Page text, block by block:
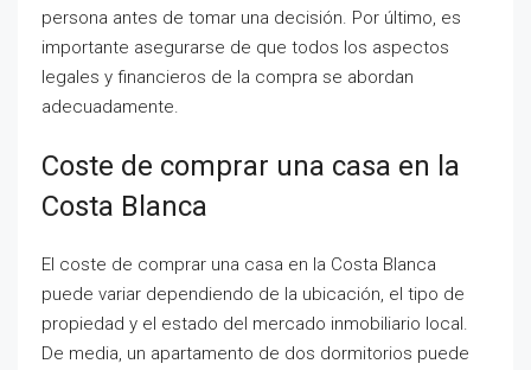
persona antes de tomar una decisión. Por último, es
importante asegurarse de que todos los aspectos
legales y financieros de la compra se abordan
adecuadamente.
Coste de comprar una casa en la
Costa Blanca
El coste de comprar una casa en la Costa Blanca
puede variar dependiendo de la ubicación, el tipo de
propiedad y el estado del mercado inmobiliario local.
De media, un apartamento de dos dormitorios puede